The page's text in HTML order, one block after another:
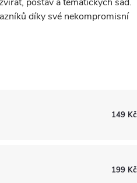
díky své nekompromisní
149 Kč
199 Kč